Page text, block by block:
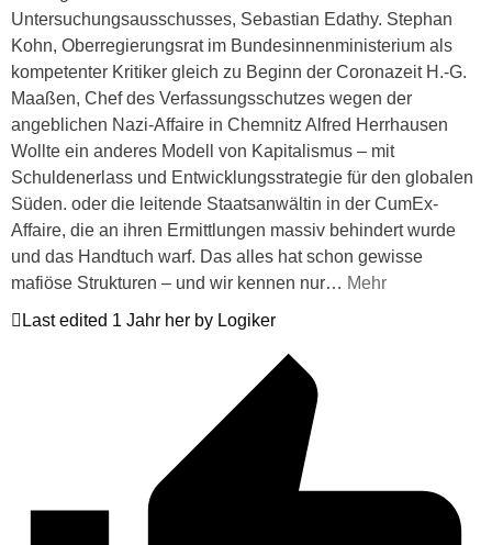
Untersuchungsausschusses, Sebastian Edathy. Stephan
Kohn, Oberregierungsrat im Bundesinnenministerium als
kompetenter Kritiker gleich zu Beginn der Coronazeit H.-G.
Maaßen, Chef des Verfassungsschutzes wegen der
angeblichen Nazi-Affaire in Chemnitz Alfred Herrhausen
Wollte ein anderes Modell von Kapitalismus – mit
Schuldenerlass und Entwicklungsstrategie für den globalen
Süden. oder die leitende Staatsanwältin in der CumEx-
Affaire, die an ihren Ermittlungen massiv behindert wurde
und das Handtuch warf. Das alles hat schon gewisse
mafiöse Strukturen – und wir kennen nur… Mehr
Last edited 1 Jahr her by Logiker